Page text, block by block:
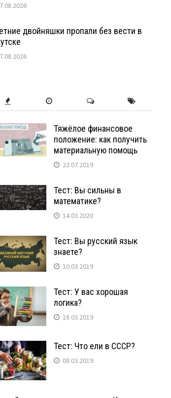
двойняшки пропали без вести в
Тяжёлое финансовое
положение: как получить
материальную помощь
23.07.2019
Тест: Вы сильны в
математике?
14.03.2020
Тест: Вы русский язык
знаете?
10.03.2019
Тест: У вас хорошая
логика?
18.03.2019
Тест: Что ели в СССР?
08.03.2019